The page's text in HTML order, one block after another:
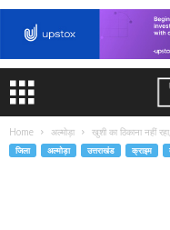
Home अल्मोड़ा खुशी का ठिकाना नहीं
जिला अल्मोड़ा उत्तराखंड क्राइम